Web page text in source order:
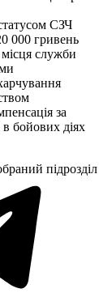
СЗЧ
000 гривень
служби
за
бойових діях
підрозділ